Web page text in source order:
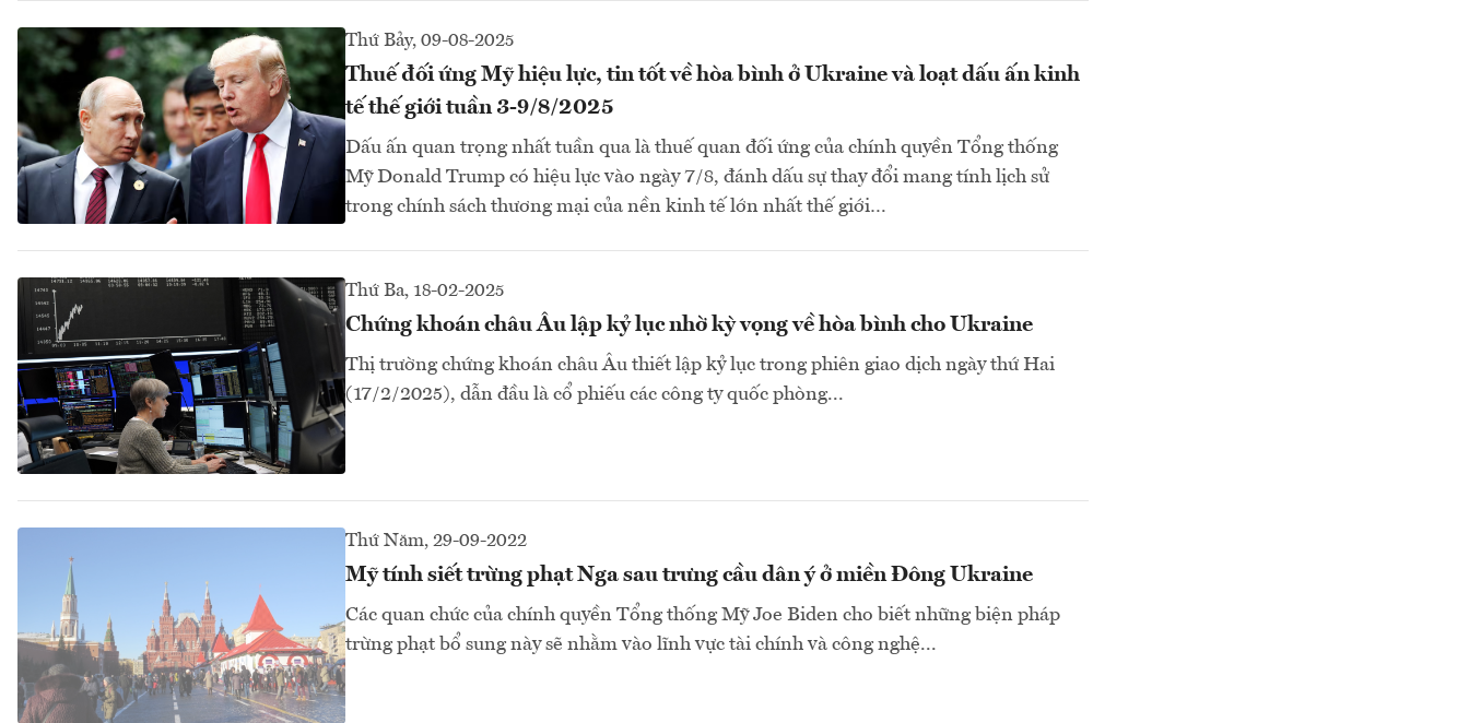
Thứ Bảy, 09-08-2025
Thuế đối ứng Mỹ hiệu lực, tin tốt về hòa bình ở Ukraine và loạt dấu ấn kinh
tế thế giới tuần 3-9/8/2025
Dấu ấn quan trọng nhất tuần qua là thuế quan đối ứng của chính quyền Tổng thống
Mỹ Donald Trump có hiệu lực vào ngày 7/8, đánh dấu sự thay đổi mang tính lịch sử
trong chính sách thương mại của nền kinh tế lớn nhất thế giới…
Thứ Ba, 18-02-2025
Chứng khoán châu Âu lập kỷ lục nhờ kỳ vọng về hòa bình cho Ukraine
Thị trường chứng khoán châu Âu thiết lập kỷ lục trong phiên giao dịch ngày thứ Hai
(17/2/2025), dẫn đầu là cổ phiếu các công ty quốc phòng...
Thứ Năm, 29-09-2022
Mỹ tính siết trừng phạt Nga sau trưng cầu dân ý ở miền Đông Ukraine
Các quan chức của chính quyền Tổng thống Mỹ Joe Biden cho biết những biện pháp
trừng phạt bổ sung này sẽ nhằm vào lĩnh vực tài chính và công nghệ...